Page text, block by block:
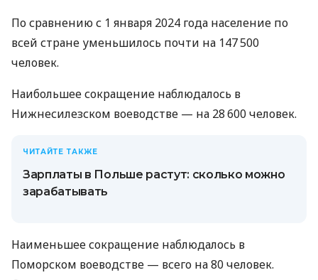
По сравнению с 1 января 2024 года население по
всей стране уменьшилось почти на 147 500
человек.
Наибольшее сокращение наблюдалось в
Нижнесилезском воеводстве — на 28 600 человек.
ЧИТАЙТЕ ТАКЖЕ
Зарплаты в Польше растут: сколько можно
зарабатывать
Наименьшее сокращение наблюдалось в
Поморском воеводстве — всего на 80 человек.